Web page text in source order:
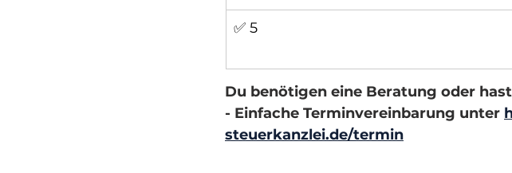
✅ 5
Du benötigen eine Beratung oder
- Einfache Terminvereinbarung unter
steuerkanzlei.de/termin